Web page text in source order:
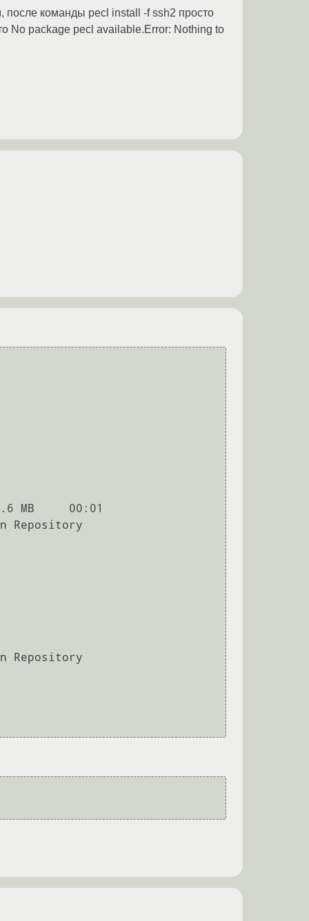
после команды pecl install -f ssh2 просто
No package pecl available.Error: Nothing to
00:01
Repository
Repository